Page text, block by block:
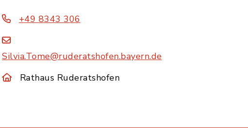
+49 8343 306
Silvia.Tome@ruderatshofen.bayern.de
Rathaus Ruderatshofen